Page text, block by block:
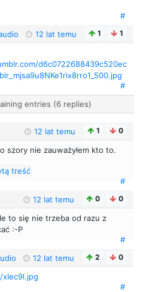
#
12 lat temu 1 1
d6c0722688439c520ec
#
entries (6 replies)
12 lat temu 1 0
szory nie zauważyłem kto to.
treść
#
12 lat temu 0 0
to się nie trzeba od razu z
:-P
#
12 lat temu 2 0
#